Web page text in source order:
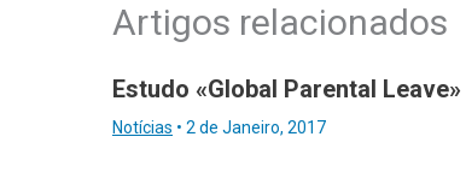
Artigos relacionados
Estudo «Global Parental Leave»
Notícias • 2 de Janeiro, 2017